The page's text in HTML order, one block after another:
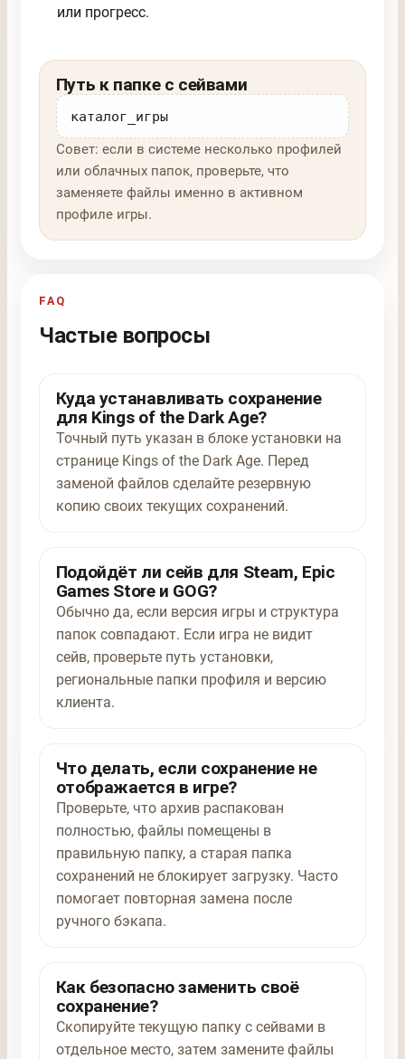
или прогресс.
Путь к папке с сейвами
каталог_игры
Совет: если в системе несколько профилей
или облачных папок, проверьте, что
заменяете файлы именно в активном
профиле игры.
FAQ
Частые вопросы
Куда устанавливать сохранение
для Kings of the Dark Age?
Точный путь указан в блоке установки на
странице Kings of the Dark Age. Перед
заменой файлов сделайте резервную
копию своих текущих сохранений.
Подойдёт ли сейв для Steam, Epic
Games Store и GOG?
Обычно да, если версия игры и структура
папок совпадают. Если игра не видит
сейв, проверьте путь установки,
региональные папки профиля и версию
клиента.
Что делать, если сохранение не
отображается в игре?
Проверьте, что архив распакован
полностью, файлы помещены в
правильную папку, а старая папка
сохранений не блокирует загрузку. Часто
помогает повторная замена после
ручного бэкапа.
Как безопасно заменить своё
сохранение?
Скопируйте текущую папку с сейвами в
отдельное место, затем замените файлы